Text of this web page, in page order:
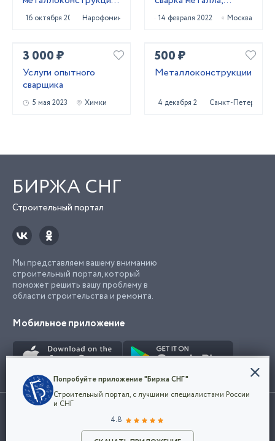
Разместить объявление
для дома и бизнеса
16 октября 2024 Нарофоминск
ремонт ворот и
калиток
14 февраля 2022 Москва
3 000 ₽
Услуги опытного
сварщика
5 мая 2023 Химки
500 ₽
Металлоконструкции
4 декабря 2024 Санкт-Петербург
БИРЖА СНГ
Строительный портал
Мы представляем вашему вниманию
строительный портал, который
поможет решить вашу проблему в
области строительства и ремонта.
Мобильное приложение
Использование сайта, в том числе подача объявлений, означает
марки представленные на сайте являются собственностью их
Конфиденциальность
Мы используем файлы cookie, чтобы сделать
наш сайт удобным для каждого
Политикой конфиденциальности компании
и принимаете условия использования cookie.
Попробуйте приложение "Биржа СНГ"
Строительный портал, с лучшими специалистами России
и СНГ
4.8